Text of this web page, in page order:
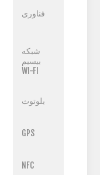
فناوری
شبکه
بیسیم
WI-FI
بلوتوث
GPS
NFC